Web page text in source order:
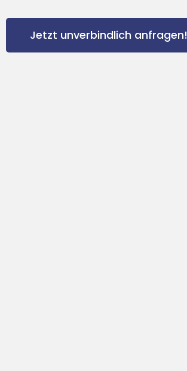
Jetzt unverbindlich anfragen!